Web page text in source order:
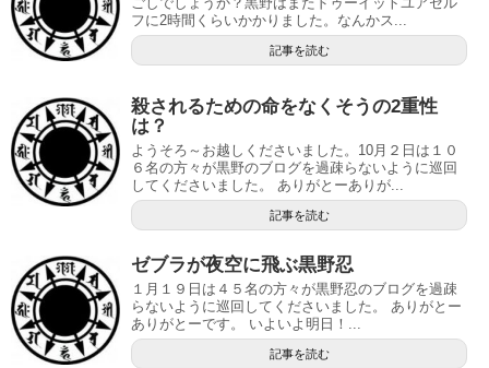
フに2時間くらいかかりました。なんかス...
記事を読む
殺されるための命をなくそうの2重性
は？
ようそろ～お越しくださいました。10月２日は１０
６名の方々が黒野のブログを過疎らないように巡回
してくださいました。 ありがとーありが...
記事を読む
ゼブラが夜空に飛ぶ黒野忍
１月１９日は４５名の方々が黒野忍のブログを過疎
らないように巡回してくださいました。 ありがとー
ありがとーです。 いよいよ明日！...
記事を読む